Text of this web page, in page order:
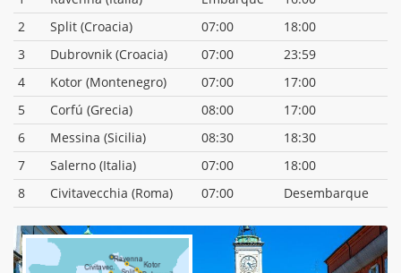
2
Split (Croacia) 07:00
18:00
3
Dubrovnik (Croacia) 07:00
23:59
4
Kotor (Montenegro) 07:00
17:00
5
Corfú (Grecia) 08:00
17:00
6
Messina (Sicilia) 08:30
18:30
7
Salerno (Italia) 07:00
18:00
8
Civitavecchia (Roma) 07:00 Desembarque